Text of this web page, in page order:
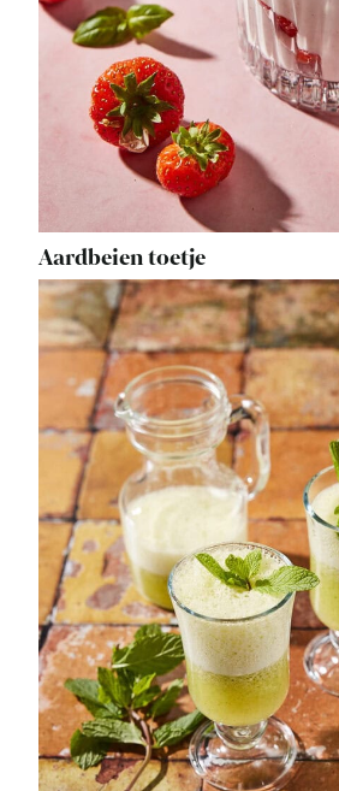
Aardbeien toetje